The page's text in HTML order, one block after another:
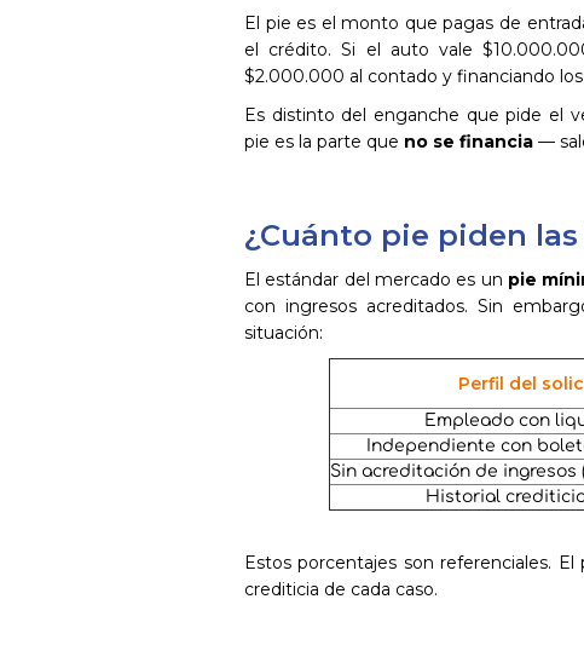
El pie es el monto que pagas de
el crédito. Si el auto vale
$2.000.000 al contado y financiando
Es distinto del enganche que pide el
pie es la parte que no se financia —
¿Cuánto pie piden
El estándar del mercado es un pie
con ingresos acreditados. Sin
situación:
Perfil del
Empleado con
Independiente con
Sin acreditación de ingresos
Historial
Estos porcentajes son referenciales.
crediticia de cada caso.